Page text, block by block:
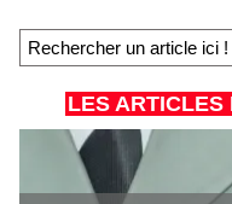
LES ARTICLES